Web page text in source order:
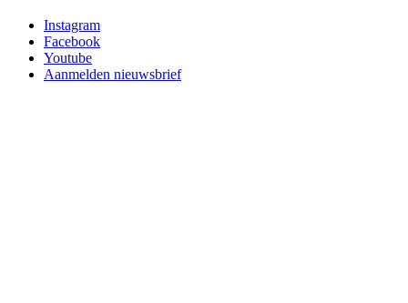
Instagram
Facebook
Youtube
Aanmelden nieuwsbrief